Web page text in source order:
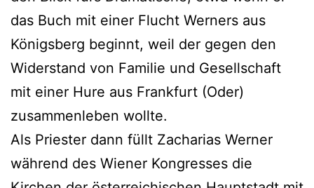
das Buch mit einer Flucht Werners aus
Königsberg beginnt, weil der gegen den
Widerstand von Familie und Gesellschaft
mit einer Hure aus Frankfurt (Oder)
zusammenleben wollte.
Als Priester dann füllt Zacharias Werner
während des Wiener Kongresses die